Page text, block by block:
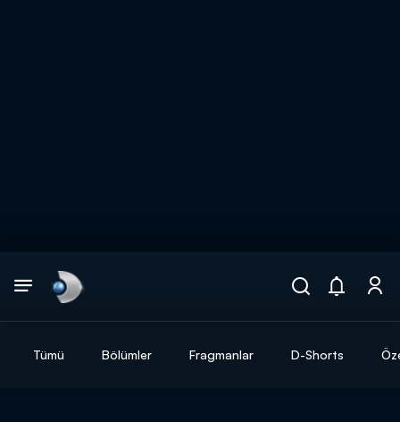
Tümü Bölümler Fragmanlar D-Shorts